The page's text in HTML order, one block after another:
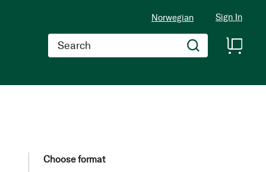
Norwegian Sign In
Search
Choose format